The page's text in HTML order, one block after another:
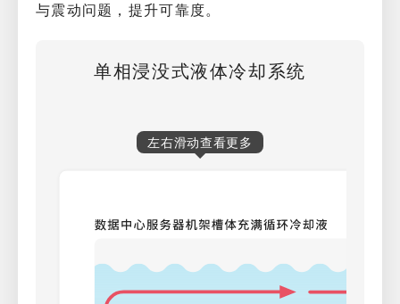
与震动问题，提升可靠度。
单相浸没式液体冷却系统
左右滑动查看更多